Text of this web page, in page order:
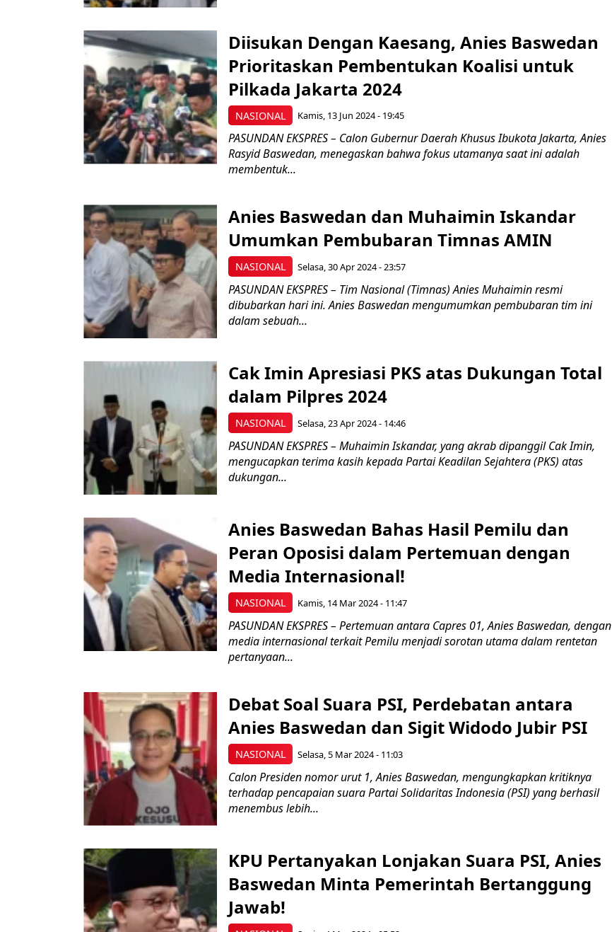
NASIONAL
Diisukan Dengan Kaesang, Anies Baswedan
Prioritaskan Pembentukan Koalisi untuk
Pilkada Jakarta 2024
Kamis, 13 Jun 2024 - 19:45
PASUNDAN EKSPRES – Calon Gubernur Daerah Khusus Ibukota Jakarta, Anies
Rasyid Baswedan, menegaskan bahwa fokus utamanya saat ini adalah
membentuk...
NASIONAL
Anies Baswedan dan Muhaimin Iskandar
Umumkan Pembubaran Timnas AMIN
Selasa, 30 Apr 2024 - 23:57
PASUNDAN EKSPRES – Tim Nasional (Timnas) Anies Muhaimin resmi
dibubarkan hari ini. Anies Baswedan mengumumkan pembubaran tim ini
dalam sebuah...
NASIONAL
Cak Imin Apresiasi PKS atas Dukungan Total
dalam Pilpres 2024
Selasa, 23 Apr 2024 - 14:46
PASUNDAN EKSPRES – Muhaimin Iskandar, yang akrab dipanggil Cak Imin,
mengucapkan terima kasih kepada Partai Keadilan Sejahtera (PKS) atas
dukungan...
NASIONAL
Anies Baswedan Bahas Hasil Pemilu dan
Peran Oposisi dalam Pertemuan dengan
Media Internasional!
Kamis, 14 Mar 2024 - 11:47
PASUNDAN EKSPRES – Pertemuan antara Capres 01, Anies Baswedan, dengan
media internasional terkait Pemilu menjadi sorotan utama dalam rentetan
pertanyaan...
NASIONAL
Debat Soal Suara PSI, Perdebatan antara
Anies Baswedan dan Sigit Widodo Jubir PSI
Selasa, 5 Mar 2024 - 11:03
Calon Presiden nomor urut 1, Anies Baswedan, mengungkapkan kritiknya
terhadap pencapaian suara Partai Solidaritas Indonesia (PSI) yang berhasil
menembus lebih...
KPU Pertanyakan Lonjakan Suara PSI, Anies
Baswedan Minta Pemerintah Bertanggung
Jawab!